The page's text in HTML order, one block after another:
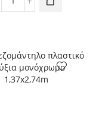
Κεράκια
Φούξια
ποσότητα